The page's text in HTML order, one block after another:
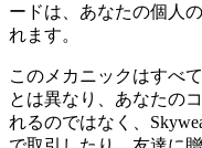
ードは、あなたの個人
れます。
このメカニックはすべ
とは異なり、あなたの
れるのではなく、